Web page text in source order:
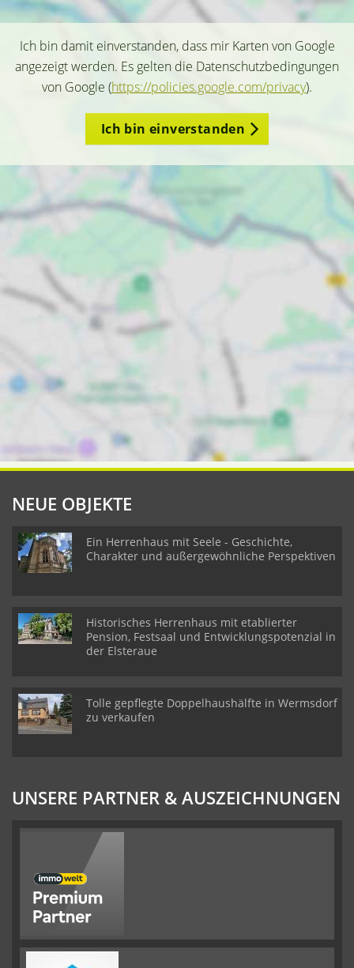
Ich bin damit einverstanden, dass mir Karten von Google
angezeigt werden. Es gelten die Datenschutzbedingungen
von Google (https://policies.google.com/privacy).
Ich bin einverstanden
NEUE OBJEKTE
Ein Herrenhaus mit Seele - Geschichte,
Charakter und außergewöhnliche Perspektiven
Historisches Herrenhaus mit etablierter
Pension, Festsaal und Entwicklungspotenzial in
der Elsteraue
Tolle gepflegte Doppelhaushälfte in Wermsdorf
zu verkaufen
UNSERE PARTNER & AUSZEICHNUNGEN